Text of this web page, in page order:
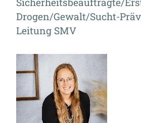
Drogen/Gewalt/Sucht-
Leitung SMV